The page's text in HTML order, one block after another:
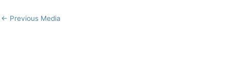
← Previous Media